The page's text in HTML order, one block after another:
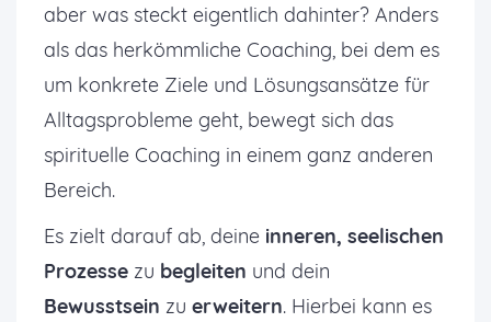
aber was steckt eigentlich dahinter? Anders
als das herkömmliche Coaching, bei dem es
um konkrete Ziele und Lösungsansätze für
Alltagsprobleme geht, bewegt sich das
spirituelle Coaching in einem ganz anderen
Bereich.
Es zielt darauf ab, deine inneren, seelischen
Prozesse zu begleiten und dein
Bewusstsein zu erweitern. Hierbei kann es